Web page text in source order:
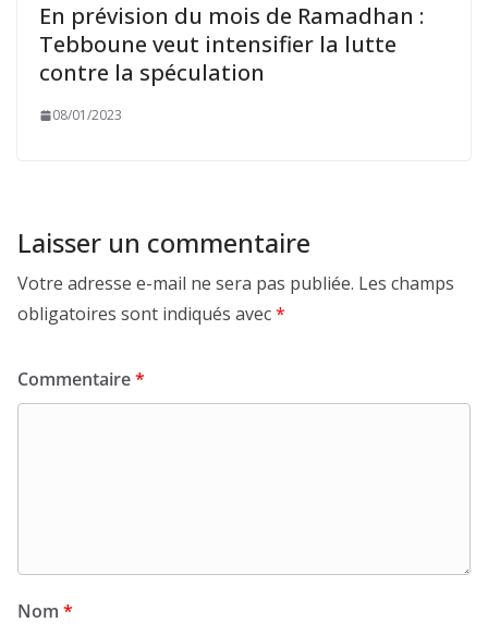
En prévision du mois de Ramadhan :
Tebboune veut intensifier la lutte
contre la spéculation
08/01/2023
Laisser un commentaire
Votre adresse e-mail ne sera pas publiée. Les champs
obligatoires sont indiqués avec*
Commentaire*
Nom *